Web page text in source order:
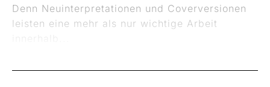
Denn Neuinterpretationen und Coverversionen
leisten eine mehr als nur wichtige Arbeit